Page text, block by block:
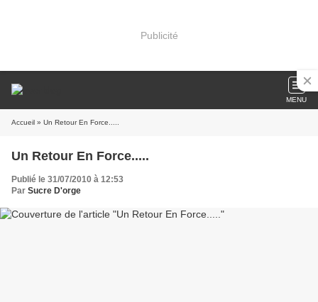
Publicité
MENU
Accueil » Un Retour En Force.....
Un Retour En Force.....
Publié le 31/07/2010 à 12:53
Par Sucre D'orge